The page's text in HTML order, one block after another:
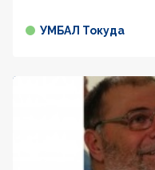
УМБАЛ Токуда